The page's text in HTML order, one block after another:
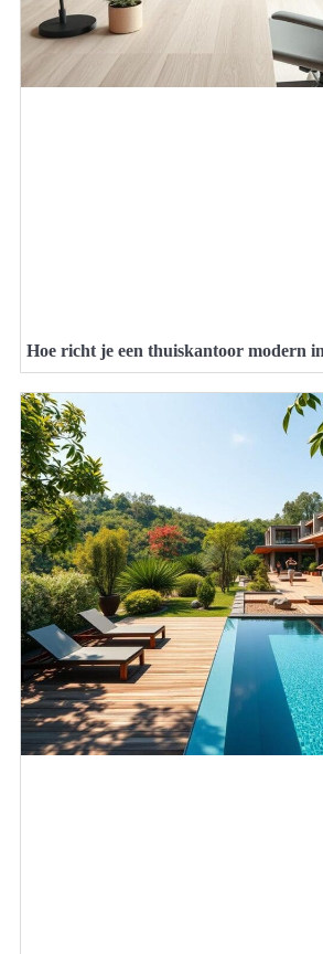
Hoe richt je een thuiskantoor modern